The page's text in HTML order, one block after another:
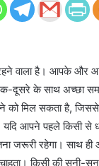
वाला है। आपके और
दूसरे के साथ अच्छा
को मिल सकता है,
आपने पहले किसी से
जरूरी रहेगा।
किसी की सुनी-